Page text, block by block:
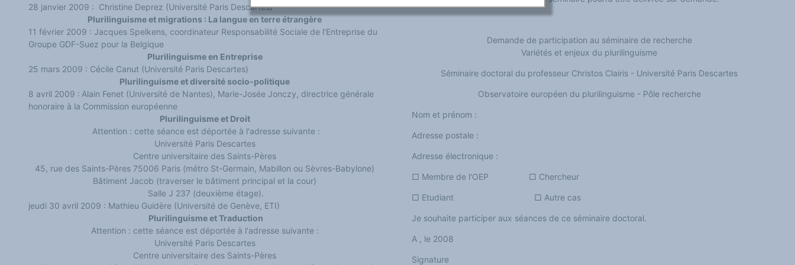
Les victoires du plurilinguisme
Chroniques et humeurs
Morceaux choisis
Annonces
Anglicismes-anglicisation
28 janvier 2009 : Christine Deprez (Université Paris Descartes)
Plurilinguisme et migrations : La langue en terre étrangère
11 février 2009 : Jacques Spelkens, coordinateur Responsabilité Sociale de l'Entreprise du
Groupe GDF-Suez pour la Belgique
Plurilinguisme en Entreprise
25 mars 2009 : Cécile Canut (Université Paris Descartes)
Plurilinguisme et diversité socio-politique
8 avril 2009 : Alain Fenet (Université de Nantes), Marie-Josée Jonczy, directrice générale
honoraire à la Commission européenne
Plurilinguisme et Droit
Attention : cette séance est déportée à l'adresse suivante :
Université Paris Descartes
Centre universitaire des Saints-Pères
45, rue des Saints-Pères 75006 Paris (métro St-Germain, Mabillon ou Sèvres-Babylone)
Bâtiment Jacob (traverser le bâtiment principal et la cour)
Salle J 237 (deuxième étage).
jeudi 30 avril 2009 : Mathieu Guidère (Université de Genève, ETI)
Plurilinguisme et Traduction
Attention : cette séance est déportée à l'adresse suivante :
Université Paris Descartes
Centre universitaire des Saints-Pères
Demande de participation au séminaire de recherche
Variétés et enjeux du plurilinguisme
Séminaire doctoral du professeur Christos Clairis - Université Paris Descartes
Observatoire européen du plurilinguisme - Pôle recherche
Nom et prénom :
Adresse postale :
Adresse électronique :
□ Membre de l'OEP □ Chercheur
□ Etudiant □ Autre cas
Je souhaite participer aux séances de ce séminaire doctoral.
A , le 2008
Signature